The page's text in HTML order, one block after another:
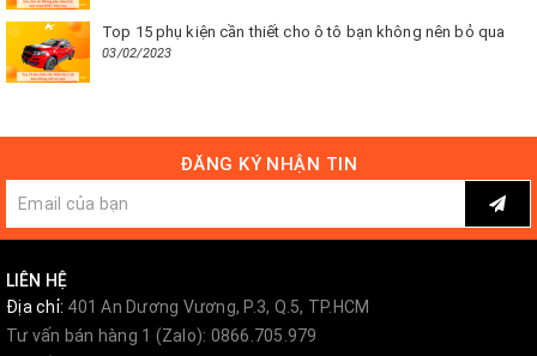
Top 15 phụ kiện cần thiết cho ô tô bạn không nên bỏ qua
03/02/2023
ĐĂNG KÝ NHẬN TIN
LIÊN HỆ
Địa chỉ: 401 An Dương Vương, P.3, Q.5, TP.HCM
Tư vấn bán hàng 1 (Zalo): 0866.705.979